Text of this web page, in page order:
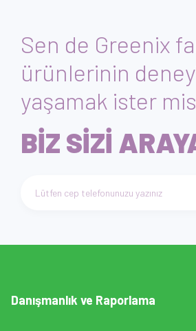
Sen de Greenix
ürünlerinin
yaşamak ister
BİZ SİZİ
Telefon numarası giriniz
Danışmanlık ve Raporlama